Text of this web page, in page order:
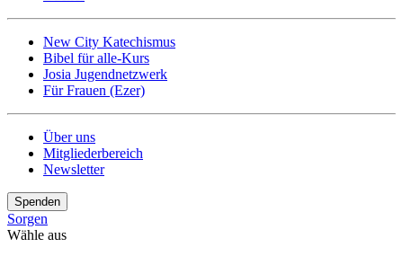
New City Katechismus
Bibel für alle-Kurs
Josia Jugendnetzwerk
Für Frauen (Ezer)
Über uns
Mitgliederbereich
Newsletter
Spenden
Sorgen
Wähle aus